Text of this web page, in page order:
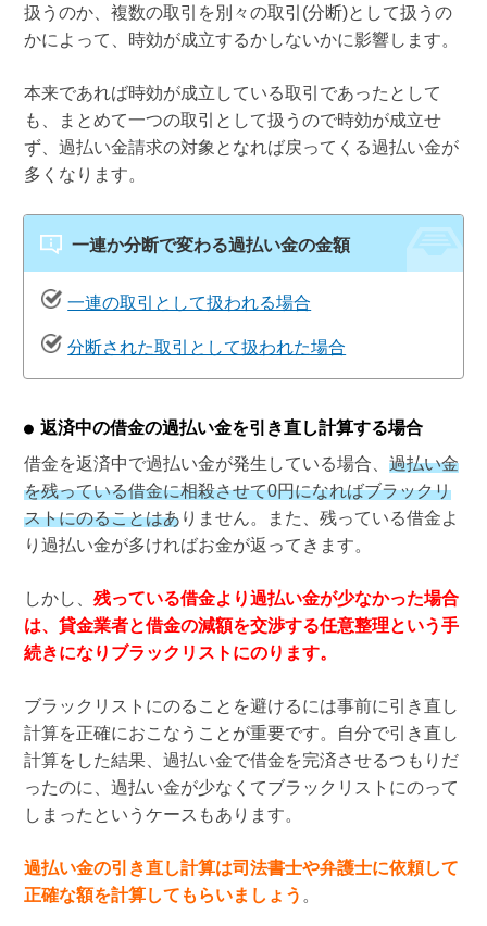
扱うのか、複数の取引を別々の取引(分断)として扱うの
かによって、時効が成立するかしないかに影響します。
本来であれば時効が成立している取引であったとして
も、まとめて一つの取引として扱うので時効が成立せ
ず、過払い金請求の対象となれば戻ってくる過払い金が
多くなります。
一連か分断で変わる過払い金の金額
一連の取引として扱われる場合
分断された取引として扱われた場合
返済中の借金の過払い金を引き直し計算する場合
借金を返済中で過払い金が発生している場合、 過払い金
を残っている借金に相殺させて0円になればブラックリ
ストにのることはありません。また、残っている借金よ
り過払い金が多ければお金が返ってきます。
しかし、 残っている借金より過払い金が少なかった場合
は、貸金業者と借金の減額を交渉する任意整理という手
続きになりブラックリストにのります。
ブラックリストにのることを避けるには事前に引き直し
計算を正確におこなうことが重要です。自分で引き直し
計算をした結果、過払い金で借金を完済させるつもりだ
ったのに、過払い金が少なくてブラックリストにのって
しまったというケースもあります。
過払い金の引き直し計算は司法書士や弁護士に依頼して
正確な額を計算してもらいましょう 。